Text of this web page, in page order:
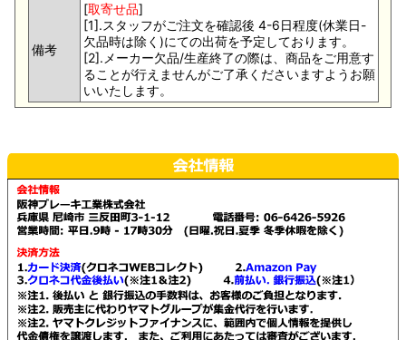
備考
[取寄せ品]
[1].スタッフがご注文を確認後 4-6日程度(休業日-
欠品時は除く)にての出荷を予定しております。
[2].メーカー欠品/生産終了の際は、商品をご用意す
ることが行えませんがご了承くださいますようお願
いいたします。